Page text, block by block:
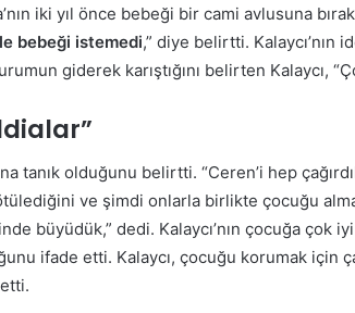
iki yıl önce bebeği bir cami avlusuna
bebeği istemedi,” diye belirtti. Kalaycı’nın
giderek karıştığını belirten Kalaycı,
tanık olduğunu belirtti. “Ceren’i hep
ve şimdi onlarla birlikte çocuğu
büyüdük,” dedi. Kalaycı’nın çocuğa
ifade etti. Kalaycı, çocuğu korumak için